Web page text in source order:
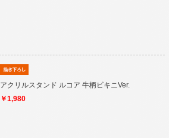
アクリルスタンド ルコア 牛柄ビキニVer.
￥1,980